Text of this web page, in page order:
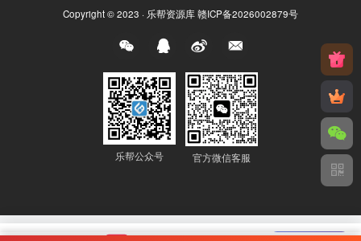
Copyright © 2023 · 乐帮资源库赣ICP备2026002879号
乐帮公众号 官方微信客服